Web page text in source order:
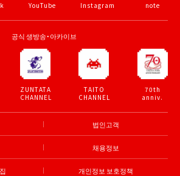
YouTube Instagram note
공식 생방송・아카이브
ZUNTATA
CHANNEL
TAITO
CHANNEL
70th
anniv.
법인고객
채용정보
개인정보 보호정책